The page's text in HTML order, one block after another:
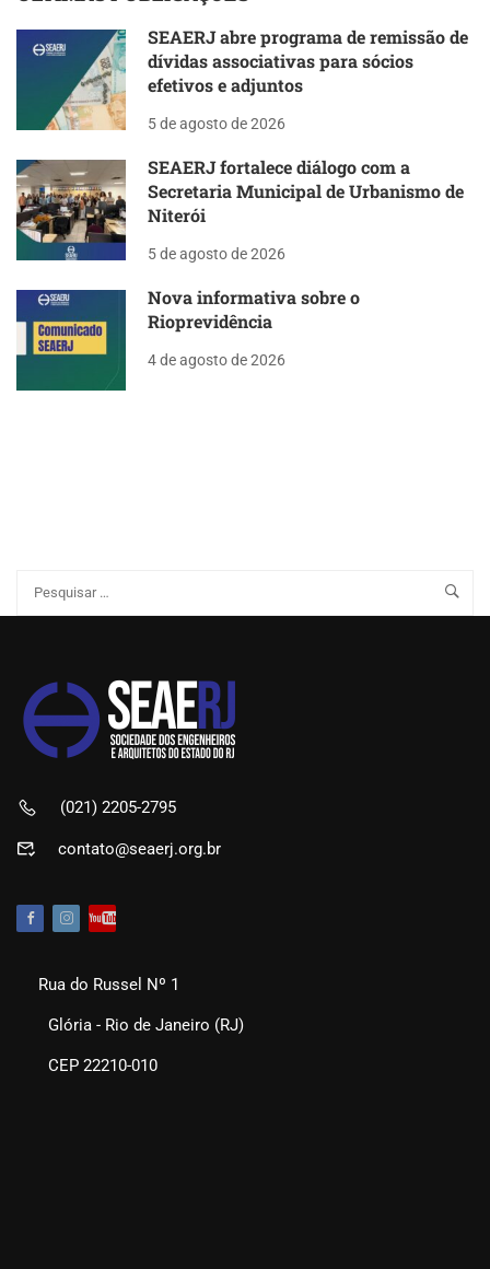
SEAERJ abre programa de remissão de
dívidas associativas para sócios
efetivos e adjuntos
5 de agosto de 2026
SEAERJ fortalece diálogo com a
Secretaria Municipal de Urbanismo de
Niterói
5 de agosto de 2026
Nova informativa sobre o
Rioprevidência
4 de agosto de 2026
(021) 2205-2795
contato@seaerj.org.br
Rua do Russel Nº 1
Glória - Rio de Janeiro (RJ)
CEP 22210-010